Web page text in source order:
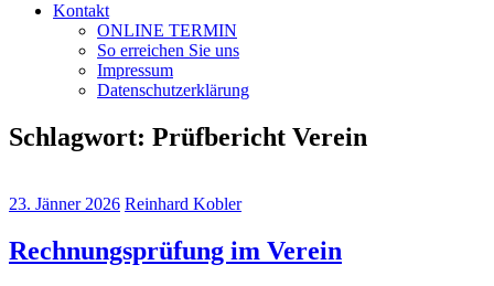
Kontakt
ONLINE TERMIN
So erreichen Sie uns
Impressum
Datenschutzerklärung
Schlagwort: Prüfbericht Verein
23. Jänner 2026 Reinhard Kobler
Rechnungsprüfung im Verein